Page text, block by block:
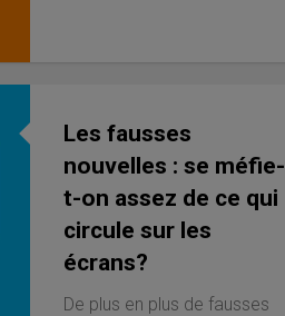
Les fausses
nouvelles : se méfie-
t-on assez de ce qui
circule sur les
écrans?
De plus en plus de fausses